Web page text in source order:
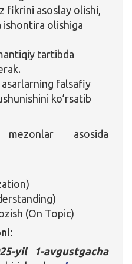
fikrini asoslay olishi,
ishontira olishiga
tartibda
falsafiy
ko’rsatib
asosida
(On Topic)
yil 1-avgustgacha